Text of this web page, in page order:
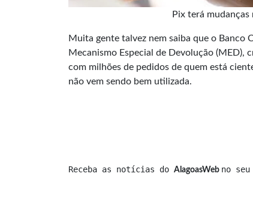
Pix terá
Muita gente talvez nem saiba que o Banco
Mecanismo Especial de Devolução (MED),
com milhões de pedidos de quem está
não vem sendo bem utilizada.
Receba as notícias do AlagoasWeb no seu